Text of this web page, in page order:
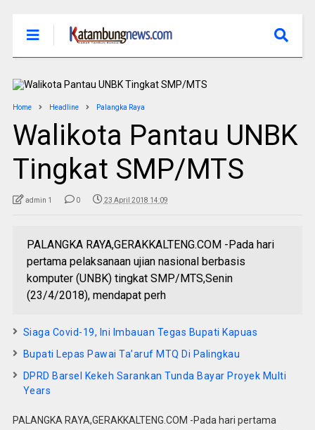
Home Headline Palangka Raya
Walikota Pantau UNBK
Tingkat SMP/MTS
admin 1 0 23 April 2018 14:09
PALANGKA RAYA,GERAKKALTENG.COM -Pada hari
pertama pelaksanaan ujian nasional berbasis
komputer (UNBK) tingkat SMP/MTS,Senin
(23/4/2018), mendapat perh
Siaga Covid-19, Ini Imbauan Tegas Bupati Kapuas
Bupati Lepas Pawai Ta’aruf MTQ Di Palingkau
DPRD Barsel Kekeh Sarankan Tunda Bayar Proyek Multi
Years
PALANGKA RAYA,GERAKKALTENG.COM -Pada hari pertama